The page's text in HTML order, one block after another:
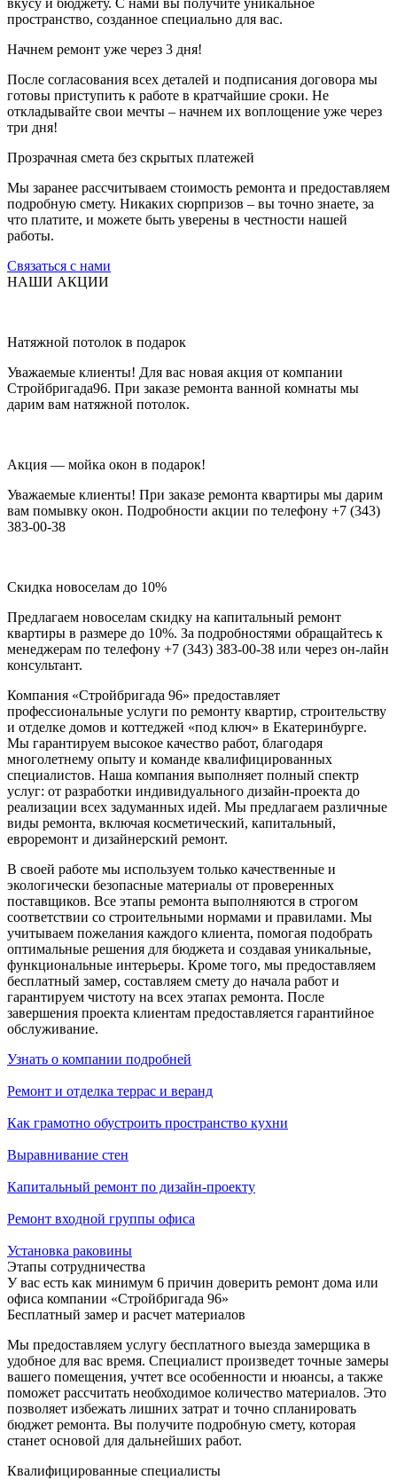
вкусу и бюджету. С нами вы получите уникальное
пространство, созданное специально для вас.
Начнем ремонт уже через 3 дня!
После согласования всех деталей и подписания договора мы
готовы приступить к работе в кратчайшие сроки. Не
откладывайте свои мечты – начнем их воплощение уже через
три дня!
Прозрачная смета без скрытых платежей
Мы заранее рассчитываем стоимость ремонта и предоставляем
подробную смету. Никаких сюрпризов – вы точно знаете, за
что платите, и можете быть уверены в честности нашей
работы.
Связаться с нами
НАШИ АКЦИИ
Натяжной потолок в подарок
Уважаемые клиенты! Для вас новая акция от компании
Стройбригада96. При заказе ремонта ванной комнаты мы
дарим вам натяжной потолок.
Акция — мойка окон в подарок!
Уважаемые клиенты! При заказе ремонта квартиры мы дарим
вам помывку окон. Подробности акции по телефону +7 (343)
383-00-38
Скидка новоселам до 10%
Предлагаем новоселам скидку на капитальный ремонт
квартиры в размере до 10%. За подробностями обращайтесь к
менеджерам по телефону +7 (343) 383-00-38 или через он-лайн
консультант.
Компания «Стройбригада 96» предоставляет
профессиональные услуги по ремонту квартир, строительству
и отделке домов и коттеджей «под ключ» в Екатеринбурге.
Мы гарантируем высокое качество работ, благодаря
многолетнему опыту и команде квалифицированных
специалистов. Наша компания выполняет полный спектр
услуг: от разработки индивидуального дизайн-проекта до
реализации всех задуманных идей. Мы предлагаем различные
виды ремонта, включая косметический, капитальный,
евроремонт и дизайнерский ремонт.
В своей работе мы используем только качественные и
экологически безопасные материалы от проверенных
поставщиков. Все этапы ремонта выполняются в строгом
соответствии со строительными нормами и правилами. Мы
учитываем пожелания каждого клиента, помогая подобрать
оптимальные решения для бюджета и создавая уникальные,
функциональные интерьеры. Кроме того, мы предоставляем
бесплатный замер, составляем смету до начала работ и
гарантируем чистоту на всех этапах ремонта. После
завершения проекта клиентам предоставляется гарантийное
обслуживание.
Узнать о компании подробней
Ремонт и отделка террас и веранд
Как грамотно обустроить пространство кухни
Выравнивание стен
Капитальный ремонт по дизайн-проекту
Ремонт входной группы офиса
Установка раковины
Этапы сотрудничества
У вас есть как минимум 6 причин доверить ремонт дома или
офиса компании «Стройбригада 96»
Бесплатный замер и расчет материалов
Мы предоставляем услугу бесплатного выезда замерщика в
удобное для вас время. Специалист произведет точные замеры
вашего помещения, учтет все особенности и нюансы, а также
поможет рассчитать необходимое количество материалов. Это
позволяет избежать лишних затрат и точно спланировать
бюджет ремонта. Вы получите подробную смету, которая
станет основой для дальнейших работ.
Квалифицированные специалисты